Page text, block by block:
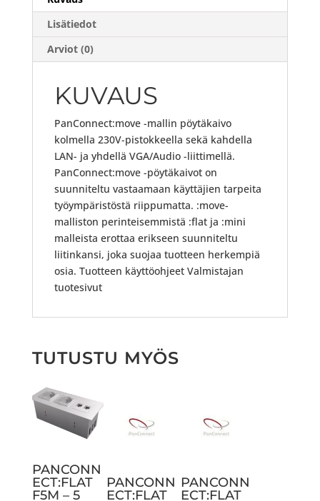
Lisätiedot
Arviot (0)
KUVAUS
PanConnect:move -mallin pöytäkaivo
kolmella 230V-pistokkeella sekä kahdella
LAN- ja yhdellä VGA/Audio -liittimellä.
PanConnect:move -pöytäkaivot on
suunniteltu vastaamaan käyttäjien tarpeita
työympäristöstä riippumatta. :move-
malliston perinteisemmistä :flat ja :mini
malleista erottaa erikseen suunniteltu
liitinkansi, joka suojaa tuotteen herkempiä
osia. Tuotteen käyttöohjeet Valmistajan
tuotesivut
TUTUSTU MYÖS
PANCONN
ECT:FLAT
F5M – 5
PANCONN
ECT:FLAT
PANCONN
ECT:FLAT